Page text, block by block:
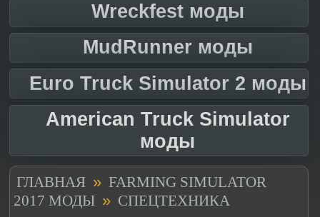
Wreckfest моды
MudRunner моды
Euro Truck Simulator 2 моды
American Truck Simulator
моды
ГЛАВНАЯ » FARMING SIMULATOR
2017 МОДЫ » СПЕЦТЕХНИКА